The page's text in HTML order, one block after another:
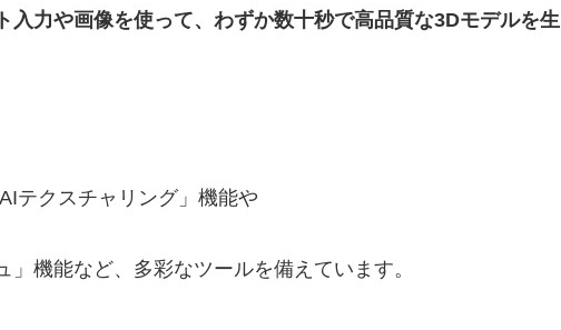
入力や画像を使って、わずか数十秒で高品質な3Dモデルを生
テクスチャリング」機能や
機能など、多彩なツールを備えています。